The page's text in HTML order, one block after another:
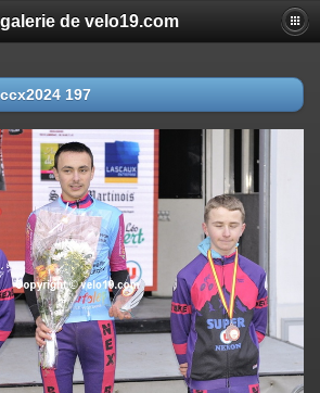
galerie de velo19.com
197